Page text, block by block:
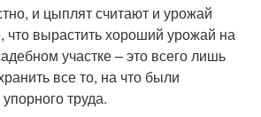
и цыплят считают и урожай
что вырастить хороший урожай на
участке – это всего лишь
все то, на что были
труда.